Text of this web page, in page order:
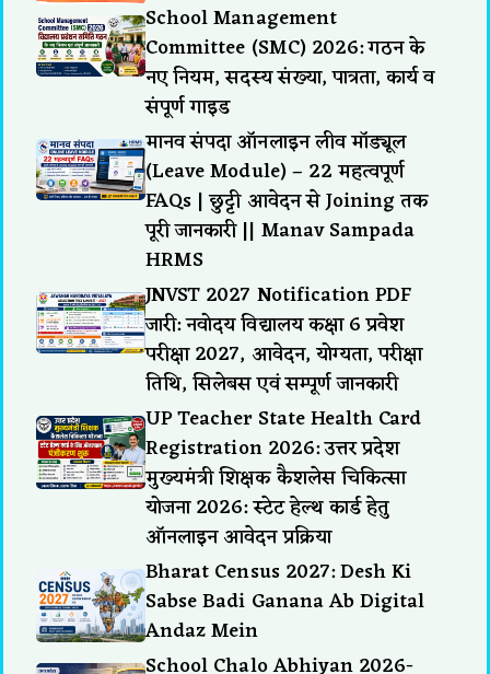
School Management
Committee (SMC) 2026: गठन के
नए नियम, सदस्य संख्या, पात्रता, कार्य व
संपूर्ण गाइड
मानव संपदा ऑनलाइन लीव मॉड्यूल
(Leave Module) – 22 महत्वपूर्ण
FAQs | छुट्टी आवेदन से Joining तक
पूरी जानकारी || Manav Sampada
HRMS
JNVST 2027 Notification PDF
जारी: नवोदय विद्यालय कक्षा 6 प्रवेश
परीक्षा 2027, आवेदन, योग्यता, परीक्षा
तिथि, सिलेबस एवं सम्पूर्ण जानकारी
UP Teacher State Health Card
Registration 2026: उत्तर प्रदेश
मुख्यमंत्री शिक्षक कैशलेस चिकित्सा
योजना 2026: स्टेट हेल्थ कार्ड हेतु
ऑनलाइन आवेदन प्रक्रिया
Bharat Census 2027: Desh Ki
Sabse Badi Ganana Ab Digital
Andaz Mein
School Chalo Abhiyan 2026-